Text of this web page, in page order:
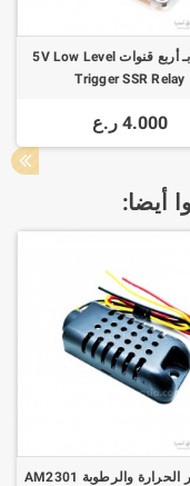
مرحل بـ أربع قنوات 5V Low Level
Trigger SSR Relay
4.000 ر.ع
أيضا:
مستشعر الحرارة والرطوبة AM2301